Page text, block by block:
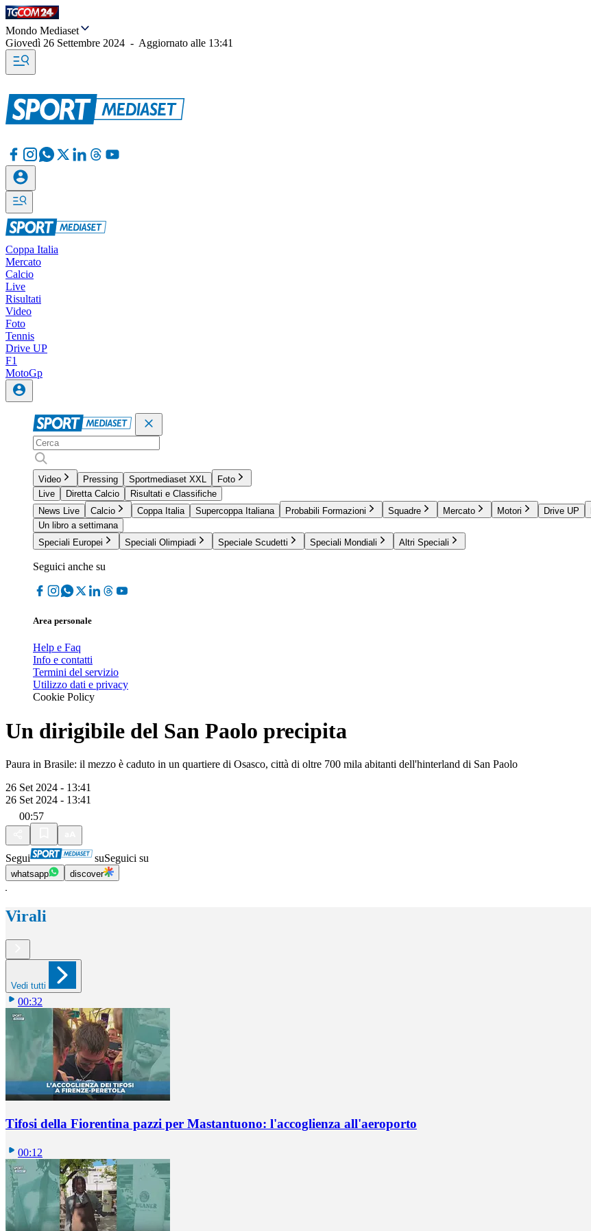
Mondo Mediaset
Giovedì 26 Settembre 2024 - Aggiornato alle 13:41
Coppa Italia
Mercato
Calcio
Live
Risultati
Video
Foto
Tennis
Drive UP
F1
MotoGp
Video Pressing Sportmediaset XXL
Foto
Live
Diretta Calcio
Risultati e Classifiche
News Live
Calcio Coppa Italia Supercoppa Italiana Probabili Formazioni Squadre Mercato Motori Drive UP
Un libro a settimana
Speciali Europei
Speciali Olimpiadi Speciale Scudetti Speciali Mondiali Altri Speciali
Seguici anche su
Area personale
Help e Faq
Info e contatti
Termini del servizio
Utilizzo dati e privacy
Cookie Policy
Un dirigibile del San Paolo precipita
Paura in Brasile: il mezzo è caduto in un quartiere di Osasco, città di oltre 700 mila abitanti dell'hinterland di San Paolo
26 Set 2024 - 13:41
26 Set 2024 - 13:41
00:57
Segui suSeguici su
whatsapp discover
Virali
Vedi tutti
00:32
Tifosi della Fiorentina pazzi per Mastantuono: l'accoglienza all'aeroporto
00:12